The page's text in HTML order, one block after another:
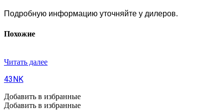
Подробную информацию уточняйте у дилеров.
Похожие
Читать далее
43NK
Добавить в избранные
Добавить в избранные